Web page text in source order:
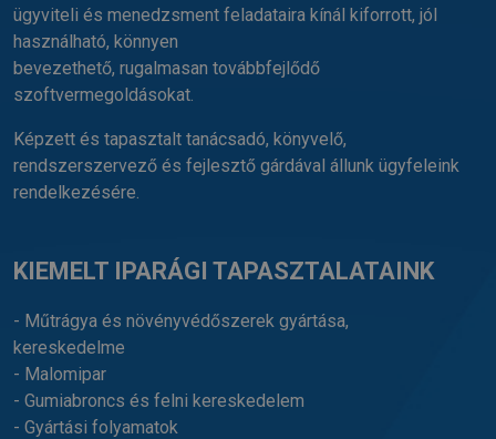
ügyviteli és menedzsment feladataira kínál kiforrott, jól
használható, könnyen
bevezethető, rugalmasan továbbfejlődő
szoftvermegoldásokat.
Képzett és tapasztalt tanácsadó, könyvelő,
rendszerszervező és fejlesztő gárdával állunk ügyfeleink
rendelkezésére.
KIEMELT IPARÁGI TAPASZTALATAINK
- Műtrágya és növényvédőszerek gyártása,
kereskedelme
- Malomipar
- Gumiabroncs és felni kereskedelem
- Gyártási folyamatok